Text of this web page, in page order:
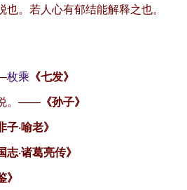
。若人心有郁结能解释之也。
枚乘 《七发》
。—— 《孙子》
子·喻老》
志·诸葛亮传》
》